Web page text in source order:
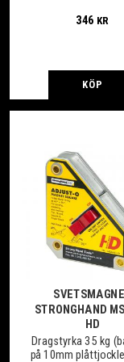
346 KR
KÖP
STRONGHAND
HD
Dragstyrka 35 kg
på 10mm